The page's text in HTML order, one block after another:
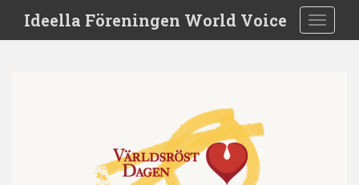
i
Ideella Föreningen World Voice